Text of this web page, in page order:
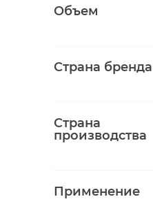
Объем
Страна бренда
Страна
производства
Применение